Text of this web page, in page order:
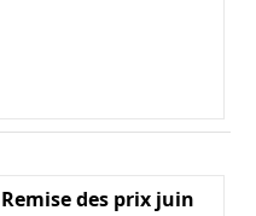
Remise des prix juin